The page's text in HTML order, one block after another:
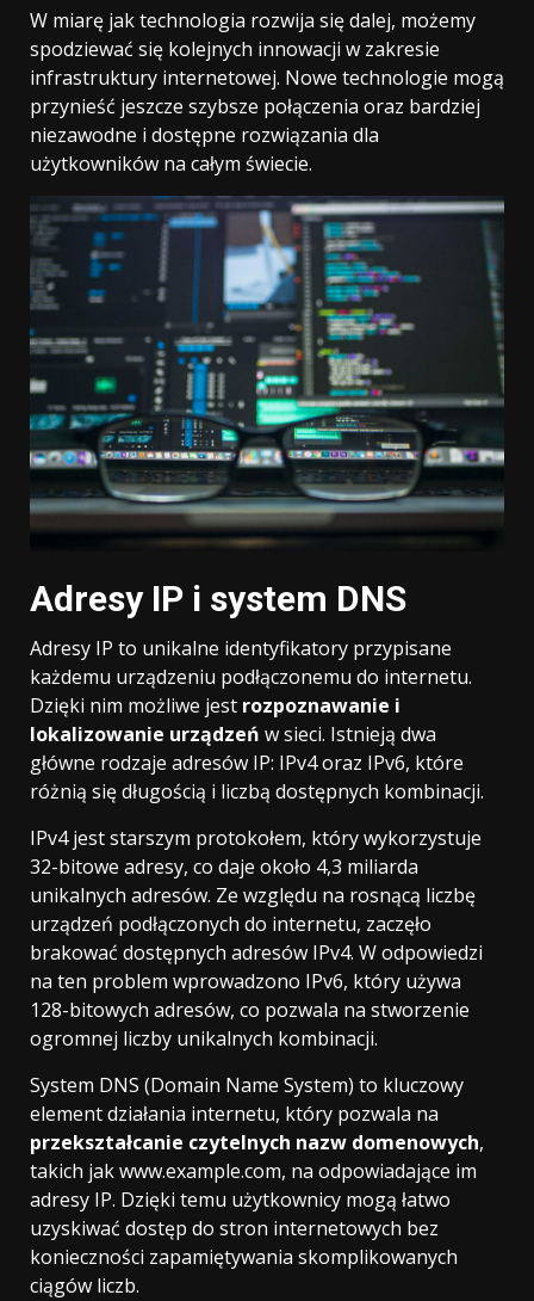
W miarę jak technologia rozwija się dalej, możemy
spodziewać się kolejnych innowacji w zakresie
infrastruktury internetowej. Nowe technologie mogą
przynieść jeszcze szybsze połączenia oraz bardziej
niezawodne i dostępne rozwiązania dla
użytkowników na całym świecie.
Adresy IP i system DNS
Adresy IP to unikalne identyfikatory przypisane
każdemu urządzeniu podłączonemu do internetu.
Dzięki nim możliwe jest rozpoznawanie i
lokalizowanie urządzeń w sieci. Istnieją dwa
główne rodzaje adresów IP: IPv4 oraz IPv6, które
różnią się długością i liczbą dostępnych kombinacji.
IPv4 jest starszym protokołem, który wykorzystuje
32-bitowe adresy, co daje około 4,3 miliarda
unikalnych adresów. Ze względu na rosnącą liczbę
urządzeń podłączonych do internetu, zaczęło
brakować dostępnych adresów IPv4. W odpowiedzi
na ten problem wprowadzono IPv6, który używa
128-bitowych adresów, co pozwala na stworzenie
ogromnej liczby unikalnych kombinacji.
System DNS (Domain Name System) to kluczowy
element działania internetu, który pozwala na
przekształcanie czytelnych nazw domenowych,
takich jak www.example.com, na odpowiadające im
adresy IP. Dzięki temu użytkownicy mogą łatwo
uzyskiwać dostęp do stron internetowych bez
konieczności zapamiętywania skomplikowanych
ciągów liczb.